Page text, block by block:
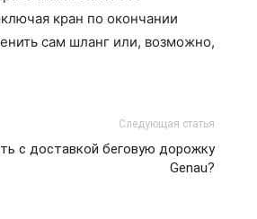
кран по окончании
сам шланг или, возможно,
Следующая статья
с доставкой беговую дорожку
Genau?